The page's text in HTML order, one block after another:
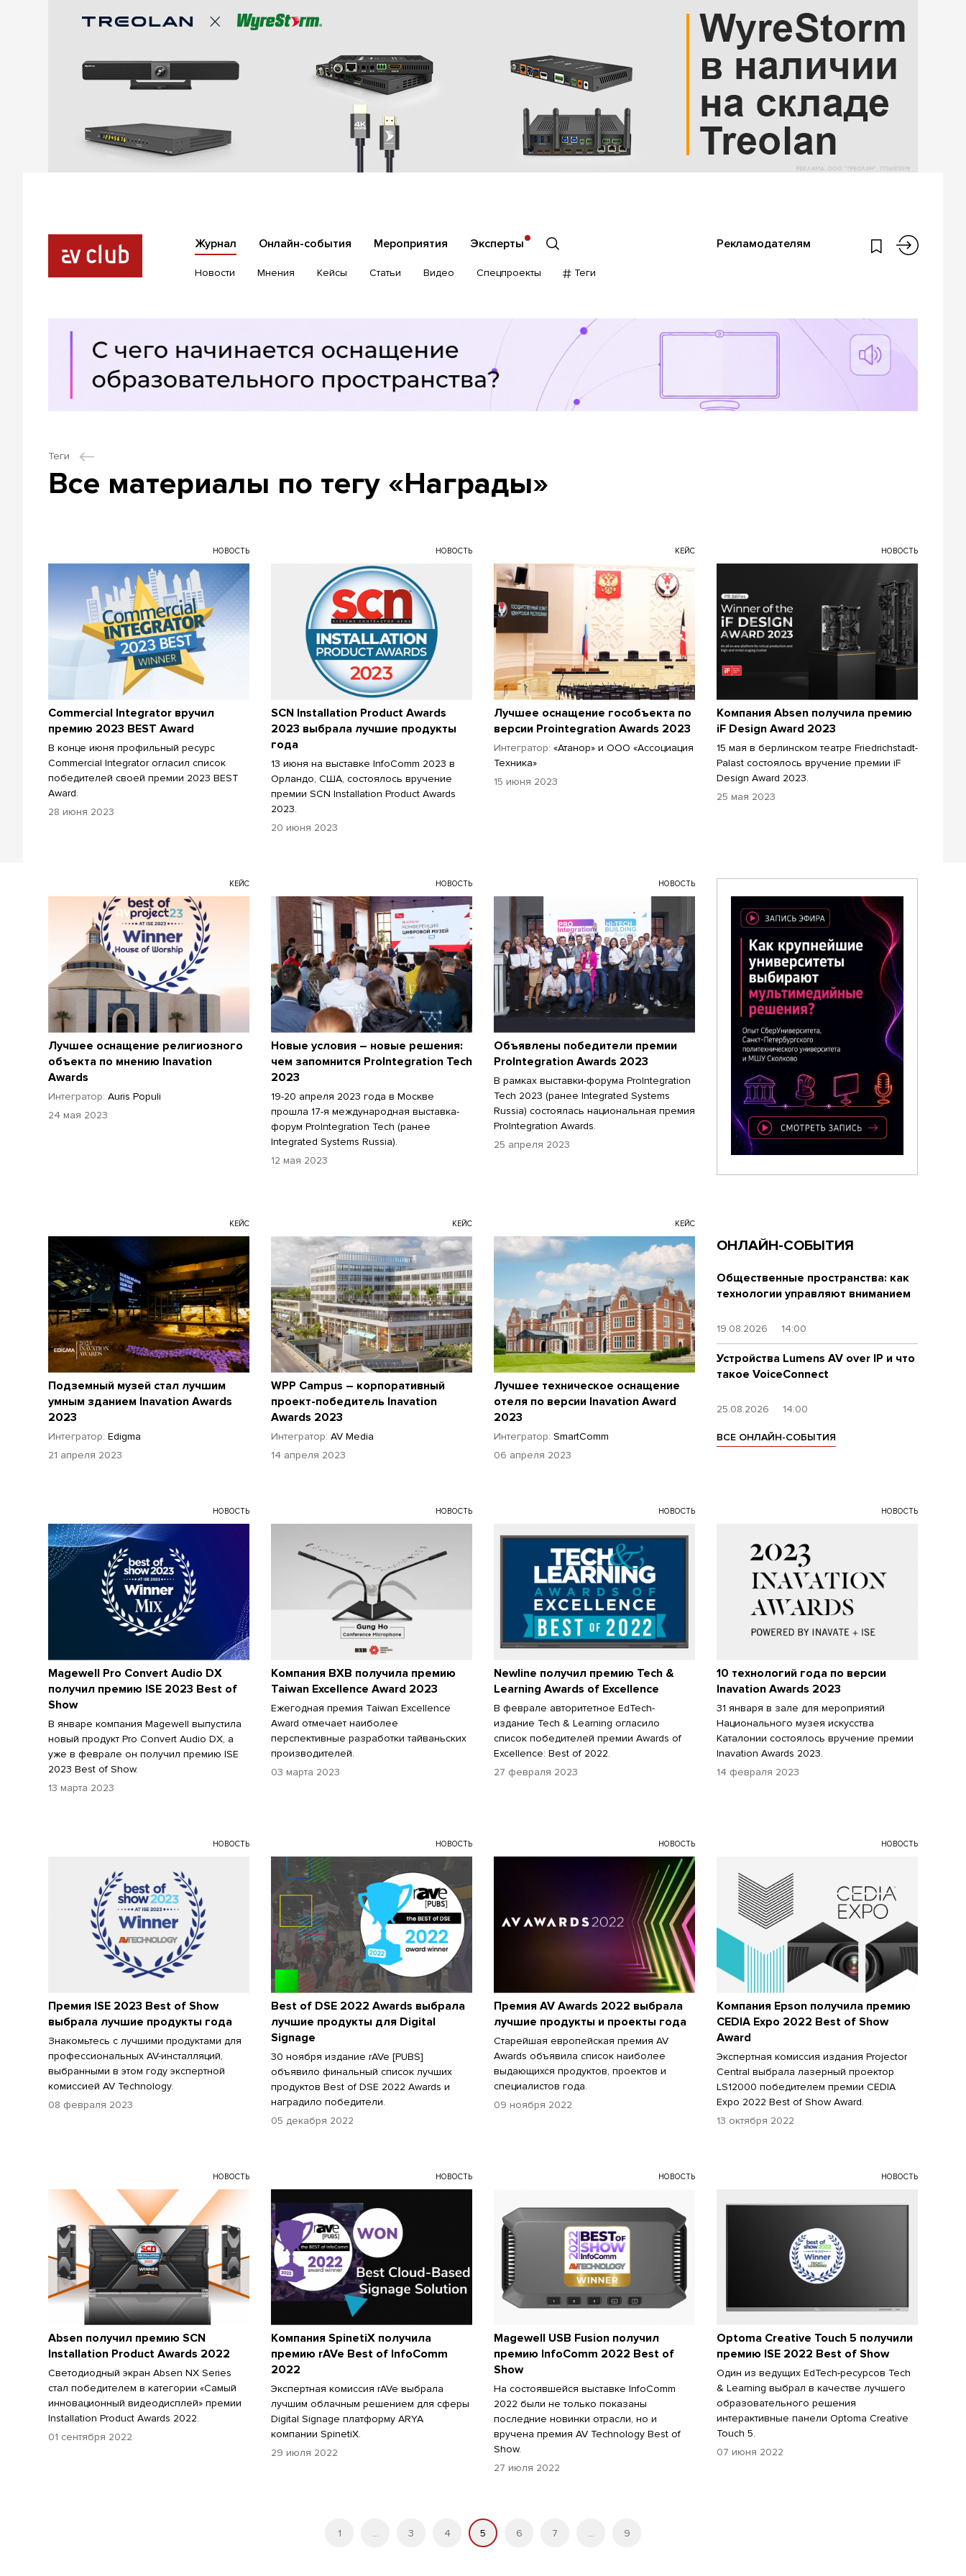
Журнал Онлайн-события Мероприятия Эксперты Рекламодателям
Новости Мнения Кейсы Статьи Видео Спецпроекты Теги
Теги
Все материалы по тегу «Награды»
НОВОСТЬ
Commercial Integrator вручил
премию 2023 BEST Award
В конце июня профильный ресурс
Commercial Integrator огласил список
победителей своей премии 2023 BEST
Award.
28 июня 2023
НОВОСТЬ
SCN Installation Product Awards
2023 выбрала лучшие продукты
года
13 июня на выставке InfoComm 2023 в
Орландо, США, состоялось вручение
премии SCN Installation Product Awards
2023.
20 июня 2023
КЕЙС
Лучшее оснащение гособъекта по
версии Prointegration Awards 2023
Интегратор: «Атанор» и ООО «Ассоциация
Техника»
15 июня 2023
НОВОСТЬ
Компания Absen получила премию
iF Design Award 2023
15 мая в берлинском театре Friedrichstadt-
Palast состоялось вручение премии iF
Design Award 2023.
25 мая 2023
КЕЙС
Лучшее оснащение религиозного
объекта по мнению Inavation
Awards
Интегратор: Auris Populi
24 мая 2023
НОВОСТЬ
Новые условия – новые решения:
чем запомнится ProIntegration Tech
2023
19-20 апреля 2023 года в Москве
прошла 17-я международная выставка-
форум ProIntegration Tech (ранее
Integrated Systems Russia).
12 мая 2023
НОВОСТЬ
Объявлены победители премии
ProIntegration Awards 2023
В рамках выставки-форума ProIntegration
Tech 2023 (ранее Integrated Systems
Russia) состоялась национальная премия
ProIntegration Awards.
25 апреля 2023
КЕЙС
Подземный музей стал лучшим
умным зданием Inavation Awards
2023
Интегратор: Edigma
21 апреля 2023
КЕЙС
WPP Campus – корпоративный
проект-победитель Inavation
Awards 2023
Интегратор: AV Media
14 апреля 2023
КЕЙС
Лучшее техническое оснащение
отеля по версии Inavation Award
2023
Интегратор: SmartComm
06 апреля 2023
НОВОСТЬ
Magewell Pro Convert Audio DX
получил премию ISE 2023 Best of
Show
В январе компания Magewell выпустила
новый продукт Pro Convert Audio DX, а
уже в феврале он получил премию ISE
2023 Best of Show.
13 марта 2023
НОВОСТЬ
Компания BXB получила премию
Taiwan Excellence Award 2023
Ежегодная премия Taiwan Excellence
Award отмечает наиболее
перспективные разработки тайваньских
производителей.
03 марта 2023
НОВОСТЬ
Newline получил премию Tech &
Learning Awards of Excellence
В феврале авторитетное EdTech-
издание Tech & Learning огласило
список победителей премии Awards of
Excellence: Best of 2022.
27 февраля 2023
НОВОСТЬ
10 технологий года по версии
Inavation Awards 2023
31 января в зале для мероприятий
Национального музея искусства
Каталонии состоялось вручение премии
Inavation Awards 2023.
14 февраля 2023
НОВОСТЬ
Премия ISE 2023 Best of Show
выбрала лучшие продукты года
Знакомьтесь с лучшими продуктами для
профессиональных AV-инсталляций,
выбранными в этом году экспертной
комиссией AV Technology.
08 февраля 2023
НОВОСТЬ
Best of DSE 2022 Awards выбрала
лучшие продукты для Digital
Signage
30 ноября издание rAVe [PUBS]
объявило финальный список лучших
продуктов Best of DSE 2022 Awards и
наградило победители.
05 декабря 2022
НОВОСТЬ
Премия AV Awards 2022 выбрала
лучшие продукты и проекты года
Старейшая европейская премия AV
Awards объявила список наиболее
выдающихся продуктов, проектов и
специалистов года.
09 ноября 2022
НОВОСТЬ
Компания Epson получила премию
CEDIA Expo 2022 Best of Show
Award
Экспертная комиссия издания Projector
Central выбрала лазерный проектор
LS12000 победителем премии CEDIA
Expo 2022 Best of Show Award.
13 октября 2022
НОВОСТЬ
Absen получил премию SCN
Installation Product Awards 2022
Светодиодный экран Absen NX Series
стал победителем в категории «Самый
инновационный видеодисплей» премии
Installation Product Awards 2022.
01 сентября 2022
НОВОСТЬ
Компания SpinetiX получила
премию rAVe Best of InfoComm
2022
Экспертная комиссия rAVe выбрала
лучшим облачным решением для сферы
Digital Signage платформу ARYA
компании SpinetiX.
29 июля 2022
НОВОСТЬ
Magewell USB Fusion получил
премию InfoComm 2022 Best of
Show
На состоявшейся выставке InfoComm
2022 были не только показаны
последние новинки отрасли, но и
вручена премия AV Technology Best of
Show.
27 июля 2022
НОВОСТЬ
Optoma Creative Touch 5 получили
премию ISE 2022 Best of Show
Один из ведущих EdTech-ресурсов Tech
& Learning выбрал в качестве лучшего
образовательного решения
интерактивные панели Optoma Creative
Touch 5.
07 июня 2022
ОНЛАЙН-СОБЫТИЯ
Общественные пространства: как
технологии управляют вниманием
19.08.2026 14:00
Устройства Lumens AV over IP и что
такое VoiceConnect
25.08.2026 14:00
ВСЕ ОНЛАЙН-СОБЫТИЯ
1 ... 3 4 5 6 7 ... 9